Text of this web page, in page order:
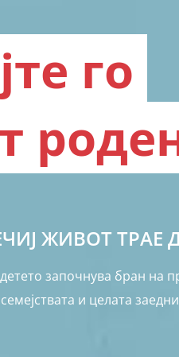
го
ЖИВОТ
започнува бран на
и целата